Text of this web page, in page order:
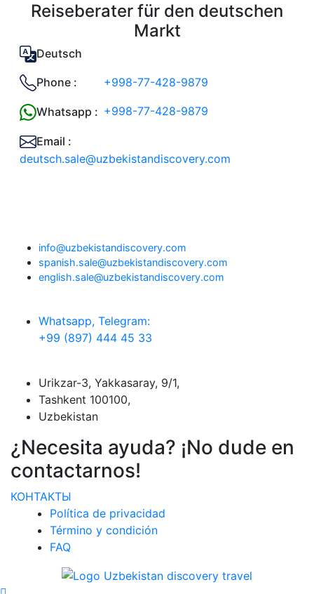
Reiseberater für den deutschen
Markt
Deutsch
Phone : +998-77-428-9879
Whatsapp : +998-77-428-9879
Email :
deutsch.sale@uzbekistandiscovery.com
info@uzbekistandiscovery.com
spanish.sale@uzbekistandiscovery.com
english.sale@uzbekistandiscovery.com
Whatsapp, Telegram:
+99 (897) 444 45 33
Urikzar-3, Yakkasaray, 9/1,
Tashkent 100100,
Uzbekistan
¿Necesita ayuda? ¡No dude en
contactarnos!
КОНТАКТЫ
Política de privacidad
Término y condición
FAQ